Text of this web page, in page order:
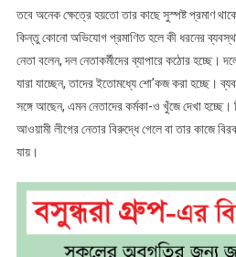
তবে অনেক ক্ষেত্রে হয়তো তার কাছে সুস্পষ্ট প্রমাণ
কিন্তু কোনো অভিযোগ প্রমাণিত হলে কী ধরনের
নেতা বলেন, দল নেতাকর্মীদের ব্যাপারে কঠোর হচ্ছে।
যারা যাচ্ছেন, তাদের ইতোমধ্যে শো’কজ করা হচ্ছে।
সঙ্গে আছেন, এমন নেতাদের কর্মকা-ও খুঁজে দেখা
আওয়ামী লীগের নেতার বিরুদ্ধে গেলে বা তার কাজে
যায়।